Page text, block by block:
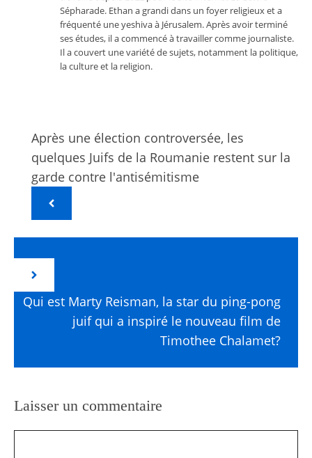
Sépharade. Ethan a grandi dans un foyer religieux et a
fréquenté une yeshiva à Jérusalem. Après avoir terminé
ses études, il a commencé à travailler comme journaliste.
Il a couvert une variété de sujets, notamment la politique,
la culture et la religion.
Après une élection controversée, les
quelques Juifs de la Roumanie restent sur la
garde contre l'antisémitisme
Qui est Marty Reisman, la star du ping-pong
juif qui a inspiré le nouveau film de
Timothee Chalamet?
Laisser un commentaire